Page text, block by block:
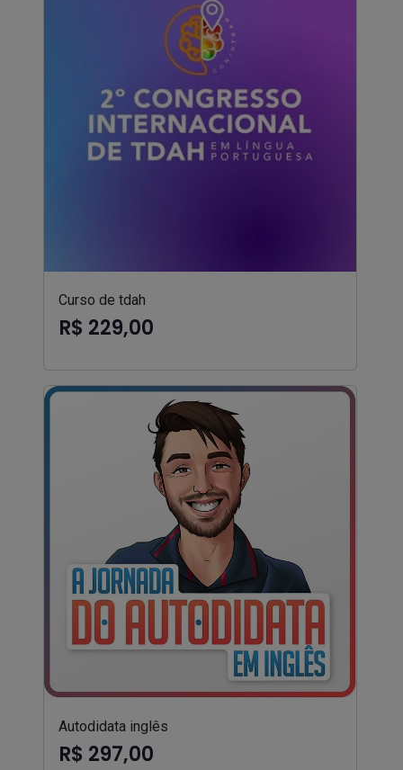
Curso de tdah
R$ 229,00
Autodidata inglês
R$ 297,00